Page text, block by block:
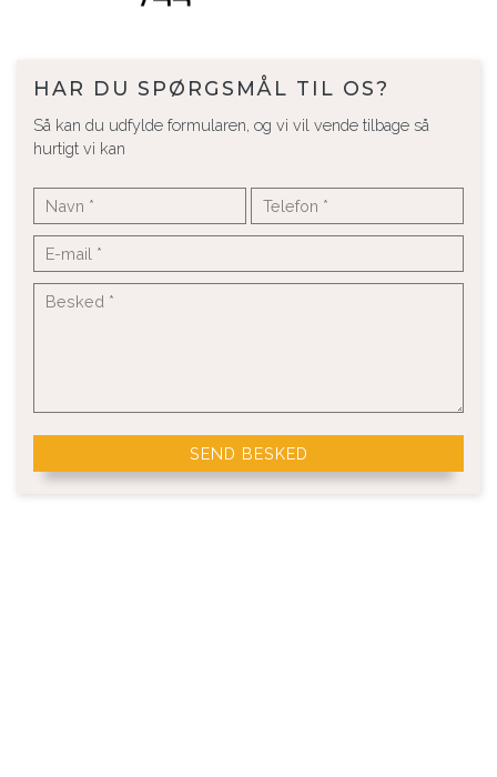
HAR DU SPØRGSMÅL TIL OS?
Så kan du udfylde formularen, og vi vil vende tilbage så
hurtigt vi kan​